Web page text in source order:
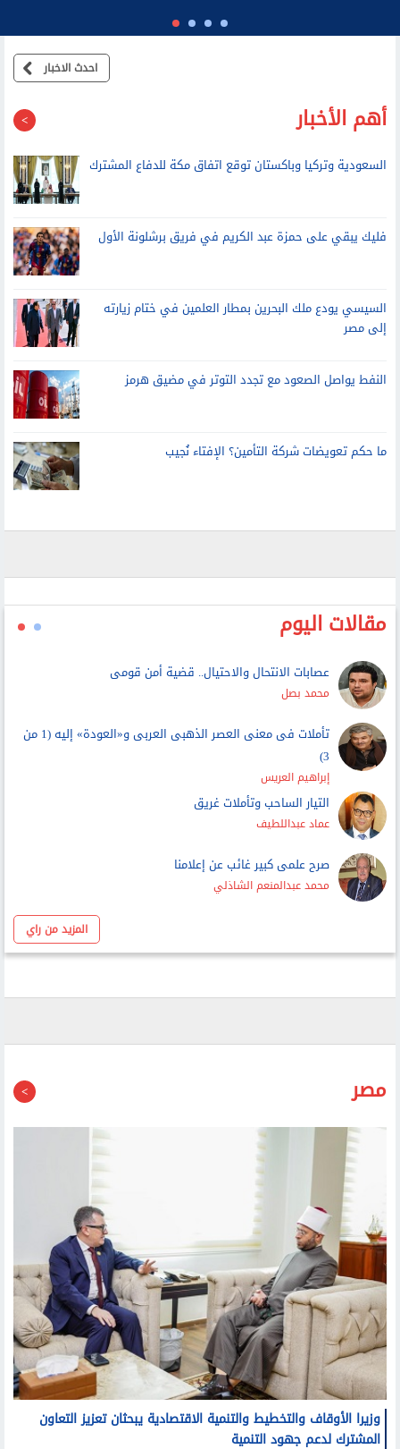
احدث الاخبار
أهم الأخبار
السعودية وتركيا وباكستان توقع اتفاق مكة للدفاع المشترك
فليك يبقي على حمزة عبد الكريم في فريق برشلونة الأول
السيسي يودع ملك البحرين بمطار العلمين في ختام زيارته
إلى مصر
النفط يواصل الصعود مع تجدد التوتر في مضيق هرمز
ما حكم تعويضات شركة التأمين؟ الإفتاء نُجيب
مقالات اليوم
عصابات الانتحال والاحتيال.. قضية أمن قومى
محمد بصل
تأملات فى معنى العصر الذهبى العربى و«العودة» إليه (1 من
3)
إبراهيم العريس
التيار الساحب وتأملات غريق
عماد عبداللطيف
صرح علمى كبير غائب عن إعلامنا
محمد عبدالمنعم الشاذلي
المزيد من راي
مصر
وزيرا الأوقاف والتخطيط والتنمية الاقتصادية يبحثان تعزيز التعاون
المشترك لدعم جهود التنمية